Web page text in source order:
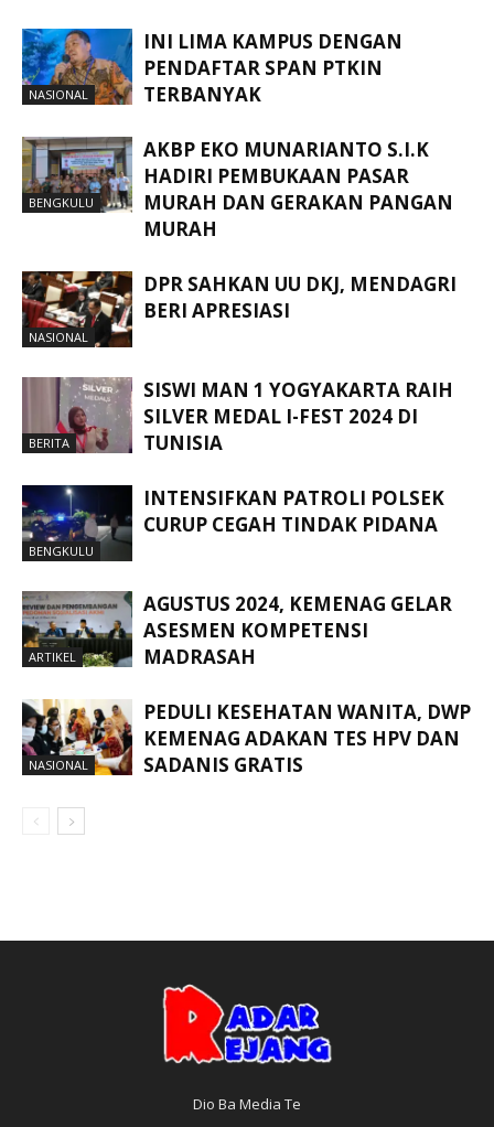
NASIONAL
INI LIMA KAMPUS DENGAN
PENDAFTAR SPAN PTKIN
TERBANYAK
BENGKULU
AKBP EKO MUNARIANTO S.I.K
HADIRI PEMBUKAAN PASAR
MURAH DAN GERAKAN PANGAN
MURAH
NASIONAL
DPR SAHKAN UU DKJ, MENDAGRI
BERI APRESIASI
BERITA
SISWI MAN 1 YOGYAKARTA RAIH
SILVER MEDAL I-FEST 2024 DI
TUNISIA
BENGKULU
INTENSIFKAN PATROLI POLSEK
CURUP CEGAH TINDAK PIDANA
ARTIKEL
AGUSTUS 2024, KEMENAG GELAR
ASESMEN KOMPETENSI
MADRASAH
NASIONAL
PEDULI KESEHATAN WANITA, DWP
KEMENAG ADAKAN TES HPV DAN
SADANIS GRATIS
Dio Ba Media Te